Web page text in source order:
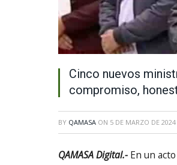
Cinco nuevos
compromiso,
BY QAMASA ON 5 DE MARZO DE 2024
QAMASA Digital.- En un